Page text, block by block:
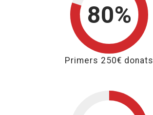
80%
80% per als
Primers 250€ donats